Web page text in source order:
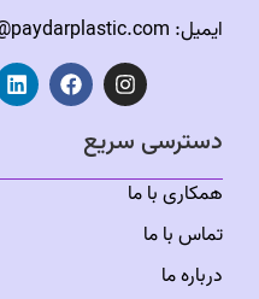
ایمیل:info@paydarplastic.com
دسترسی سریع
همکاری با ما
تماس با ما
درباره ما